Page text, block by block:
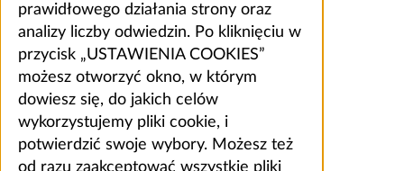
prawidłowego działania strony oraz
analizy liczby odwiedzin. Po kliknięciu w
przycisk „USTAWIENIA COOKIES”
możesz otworzyć okno, w którym
dowiesz się, do jakich celów
wykorzystujemy pliki cookie, i
potwierdzić swoje wybory. Możesz też
od razu zaakceptować wszystkie pliki